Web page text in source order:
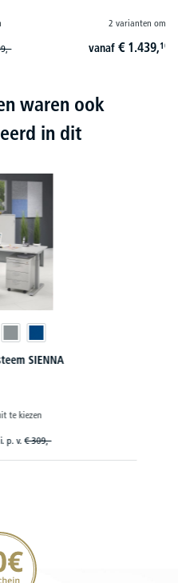
2 varianten om
vanaf € 1.439,10
waren ook
in dit
scheidingswand
te kiezen
10 i. p. v.€ 1.649,-
verzekeren